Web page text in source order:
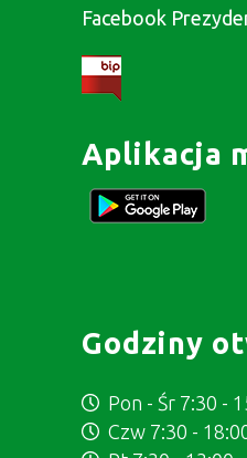
Facebook
Aplikacja
Godziny
Pon - Śr 7:30 -
Czw 7:30 -